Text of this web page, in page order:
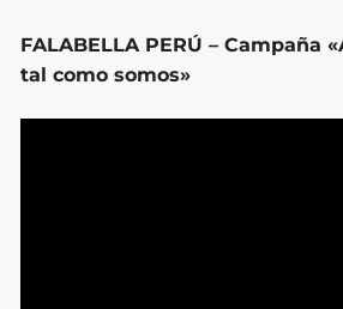
FALABELLA PERÚ – Campaña
tal como somos»